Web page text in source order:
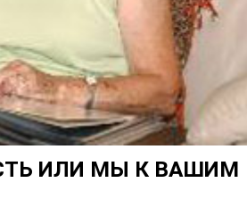
ИЛИ МЫ К ВАШИМ